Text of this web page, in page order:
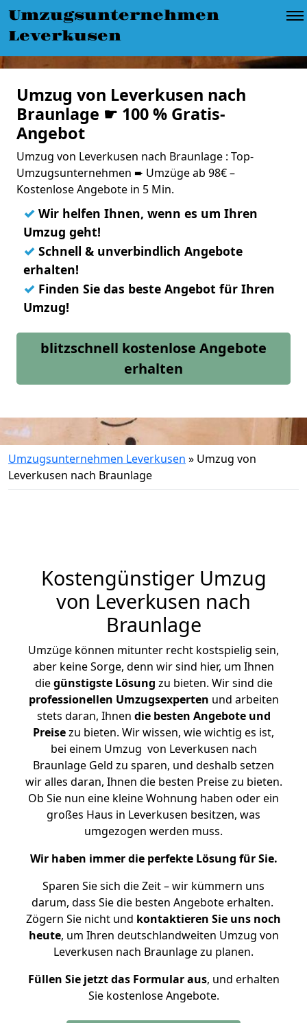
Umzugsunternehmen
Leverkusen
Umzug von Leverkusen nach
Braunlage ☛ 100 % Gratis-
Angebot
Umzug von Leverkusen nach Braunlage : Top-
Umzugsunternehmen ➨ Umzüge ab 98€ –
Kostenlose Angebote in 5 Min.
✓ Wir helfen Ihnen, wenn es um Ihren
Umzug geht!
✓ Schnell & unverbindlich Angebote
erhalten!
✓ Finden Sie das beste Angebot für Ihren
Umzug!
blitzschnell kostenlose Angebote
erhalten
Umzugsunternehmen Leverkusen » Umzug von
Leverkusen nach Braunlage
Kostengünstiger Umzug
von Leverkusen nach
Braunlage
Umzüge können mitunter recht kostspielig sein,
aber keine Sorge, denn wir sind hier, um Ihnen
diegünstigste Lösung zu bieten. Wir sind die
professionellen Umzugsexperten und arbeiten
stets daran, Ihnen die besten Angebote und
Preisezu bieten. Wir wissen, wie wichtig es ist,
bei einem Umzug von Leverkusen nach
Braunlage Geld zu sparen, und deshalb setzen
wir alles daran, Ihnen die besten Preise zu bieten.
Ob Sie nun eine kleine Wohnung haben oder ein
großes Haus in Leverkusen besitzen, was
umgezogen werden muss.
Wir haben immer die perfekte Lösung für Sie.
Sparen Sie sich die Zeit – wir kümmern uns
darum, dass Sie die besten Angebote erhalten.
Zögern Sie nicht und kontaktieren Sie uns noch
heute, um Ihren deutschlandweiten Umzug von
Leverkusen nach Braunlage zu planen.
Füllen Sie jetzt das Formular aus, und erhalten
Sie kostenlose Angebote.